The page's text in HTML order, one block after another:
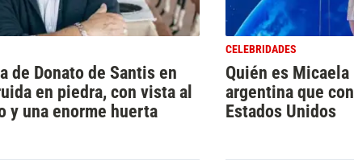
de Donato de Santis en
en piedra, con vista al
y una enorme huerta
CELEBRIDADES
Quién es
argentina que
Estados Unidos